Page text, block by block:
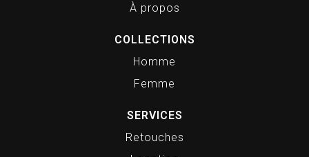
À propos
COLLECTIONS
Homme
Femme
SERVICES
Retouches